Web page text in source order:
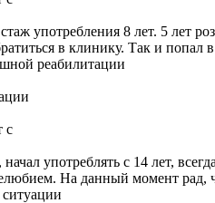
употребления 8 лет. 5 лет
в клинику. Так и попал
реабилитации
с
начал употреблять с 14 лет,
На данный момент рад,